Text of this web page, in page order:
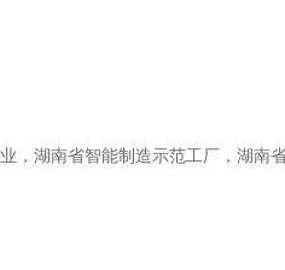
南省智能制造示范工厂，湖南省